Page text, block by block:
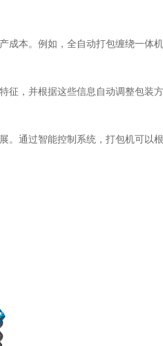
成本。例如，全自动打包缠绕一体
征，并根据这些信息自动调整包装
。通过智能控制系统，打包机可以